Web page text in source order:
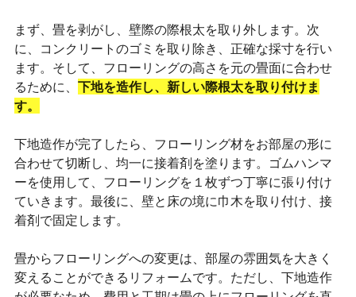
まず、畳を剥がし、壁際の際根太を取り外します。次
に、コンクリートのゴミを取り除き、正確な採寸を行い
ます。そして、フローリングの高さを元の畳面に合わせ
るために、 下地を造作し、新しい際根太を取り付けま
す。
下地造作が完了したら、フローリング材をお部屋の形に
合わせて切断し、均一に接着剤を塗ります。ゴムハンマ
ーを使用して、フローリングを１枚ずつ丁寧に張り付け
ていきます。最後に、壁と床の境に巾木を取り付け、接
着剤で固定します。
畳からフローリングへの変更は、部屋の雰囲気を大きく
変えることができるリフォームです。ただし、下地造作